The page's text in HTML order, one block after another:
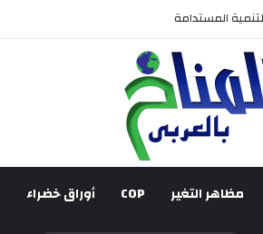
مظاهر التغير COP أوراق خضراء